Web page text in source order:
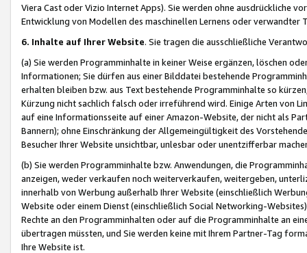
Viera Cast oder Vizio Internet Apps). Sie werden ohne ausdrückliche
Entwicklung von Modellen des maschinellen Lernens oder
6. Inhalte auf Ihrer Website. Sie tragen die ausschließliche
(a) Sie werden Programminhalte in keiner Weise ergänzen, löschen
Informationen; Sie dürfen aus einer Bilddatei bestehende
erhalten bleiben bzw. aus Text bestehende Programminhalte so
Kürzung nicht sachlich falsch oder irreführend wird. Einige Arten von
auf eine Informationsseite auf einer Amazon-Website, der nicht als
Bannern); ohne Einschränkung der Allgemeingültigkeit des
Besucher Ihrer Website unsichtbar, unlesbar oder unentzifferbar
(b) Sie werden Programminhalte bzw. Anwendungen, die
anzeigen, weder verkaufen noch weiterverkaufen, weitergeben,
innerhalb von Werbung außerhalb Ihrer Website (einschließlich
Website oder einem Dienst (einschließlich Social Networking-
Rechte an den Programminhalten oder auf die Programminhalte an
übertragen müssten, und Sie werden keine mit Ihrem Partner-Tag
Ihre Website ist.